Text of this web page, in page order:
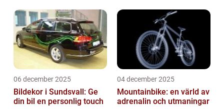
06 december 2025
Bildekor i Sundsvall: Ge
din bil en personlig touch
04 december 2025
Mountainbike: en värld av
adrenalin och utmaningar